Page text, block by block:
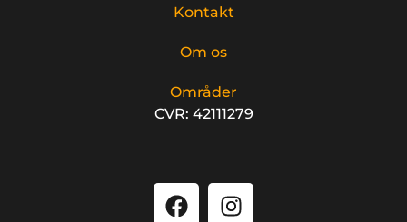
Kontakt
Om os
Områder
CVR: 42111279